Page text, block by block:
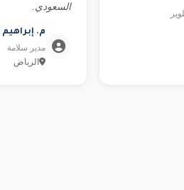
السعودي.
م.
مدير سلامة
الرياض